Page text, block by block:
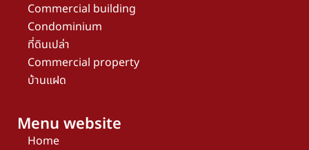
Commercial building
Condominium
ที่ดินเปล่า
Commercial property
บ้านแฝด
Menu website
Home